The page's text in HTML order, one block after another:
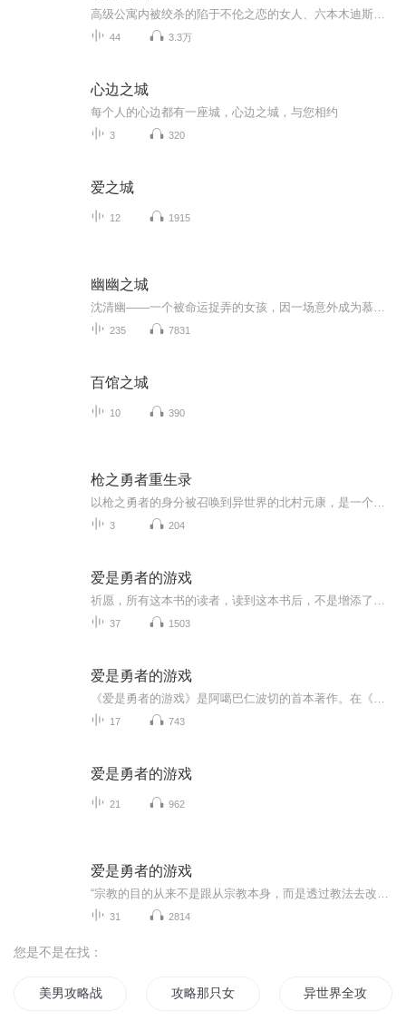
44 3.3万
心边之城
每个人的心边都有一座城，心边之城，与您相约
3 320
爱之城
12 1915
幽幽之城
235 7831
百馆之城
10 390
枪之勇者重生录
3 204
爱是勇者的游戏
37 1503
爱是勇者的游戏
17 743
爱是勇者的游戏
21 962
爱是勇者的游戏
31 2814
您是不是在找：
美男攻略战 攻略那只女主 异世界全攻略